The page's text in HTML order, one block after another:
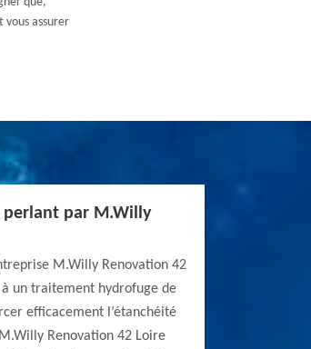
assurer
par M.Willy
M.Willy Renovation 42
un traitement hydrofuge de
efficacement l’étanchéité
Renovation 42 Loire